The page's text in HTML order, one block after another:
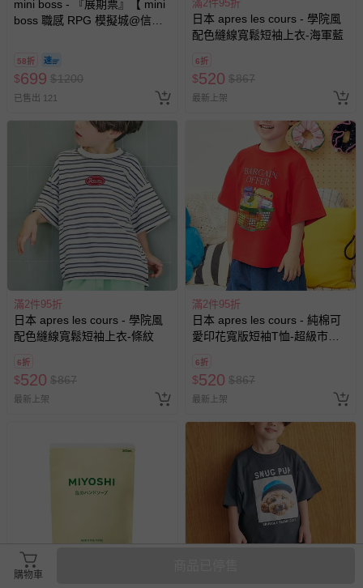
mini boss - 『展期票』【 mini
boss 職感 RPG 模擬城@信義
券，於展期現場憑訂單編號兌
換，依現場梯次安排入場，逾
期作廢) (兒童票(2歲以上)贈一
名陪伴成人)
58折
$699 $1200
已售出 121
滿2件95折
日本 apres les cours - 學院風
配色縫線寬鬆短袖上衣-海軍藍
6折
$520 $867
最新上架
滿2件95折
日本 apres les cours - 學院風
配色縫線寬鬆短袖上衣-條紋
6折
$520 $867
最新上架
滿2件95折
日本 apres les cours - 純棉可
愛印花寬版短袖T恤-超級市場-
6折
$520 $867
最新上架
購物車